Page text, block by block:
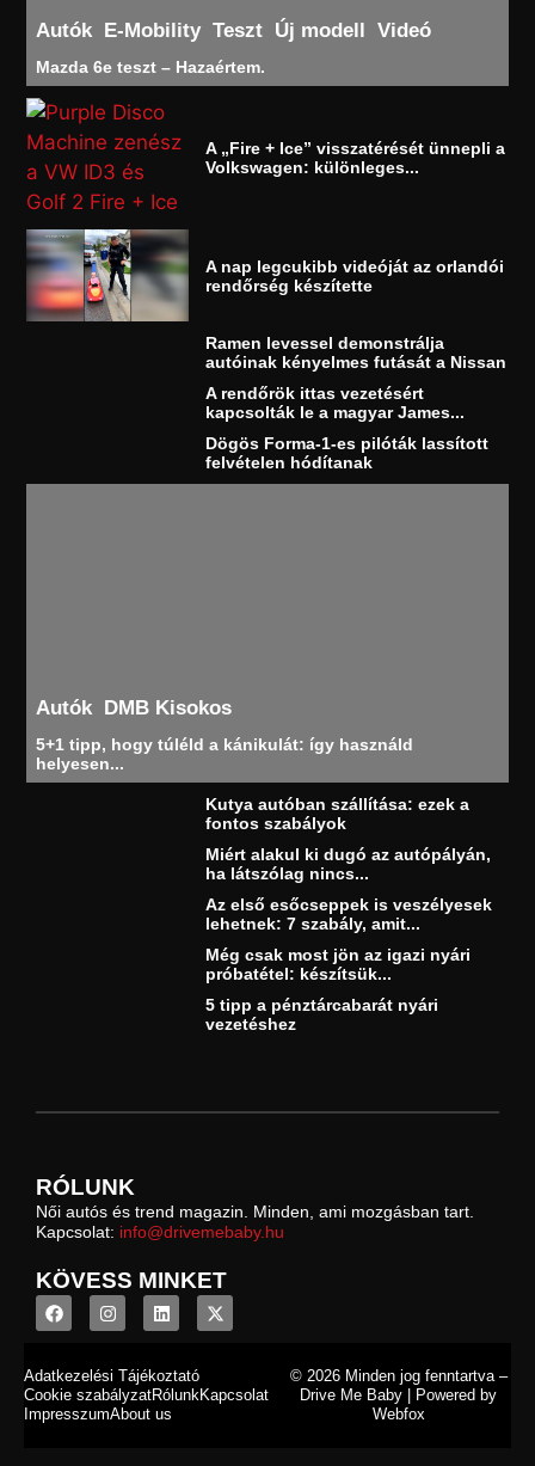
Autók E-Mobility Teszt Új modell Videó
Mazda 6e teszt – Hazaértem.
A „Fire + Ice” visszatérését ünnepli a
Volkswagen: különleges...
A nap legcukibb videóját az orlandói
rendőrség készítette
Ramen levessel demonstrálja
autóinak kényelmes futását a Nissan
A rendőrök ittas vezetésért
kapcsolták le a magyar James...
Dögös Forma-1-es pilóták lassított
felvételen hódítanak
Autók DMB Kisokos
5+1 tipp, hogy túléld a kánikulát: így használd
helyesen...
Kutya autóban szállítása: ezek a
fontos szabályok
Miért alakul ki dugó az autópályán,
ha látszólag nincs...
Az első esőcseppek is veszélyesek
lehetnek: 7 szabály, amit...
Még csak most jön az igazi nyári
próbatétel: készítsük...
5 tipp a pénztárcabarát nyári
vezetéshez
RÓLUNK
Női autós és trend magazin. Minden, ami mozgásban tart.
Kapcsolat: info@drivemebaby.hu
KÖVESS MINKET
© 2026 Minden jog fenntartva –
Drive Me Baby | Powered by
Webfox
Adatkezelési Tájékoztató
Cookie szabályzatRólunkKapcsolat
ImpresszumAbout us